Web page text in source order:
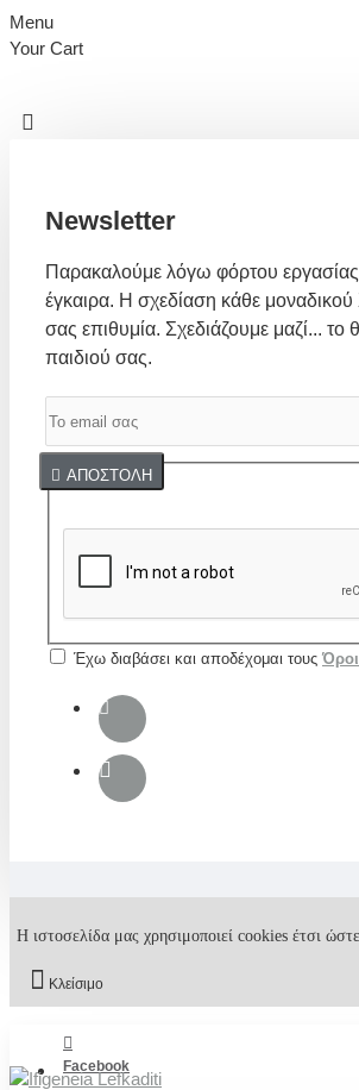
Menu
Your Cart
Newsletter
Παρακαλούμε λόγω φόρτου
έγκαιρα. Η σχεδίαση κάθε μοναδικού
σας επιθυμία. Σχεδιάζουμε μαζί... το
παιδιού σας.
ΑΠΟΣΤΟΛΉ
Captcha
Έχω διαβάσει και αποδέχομαι τους
Η ιστοσελίδα μας χρησιμοποιεί cookies έτσι
Κλείσιμο
Facebook